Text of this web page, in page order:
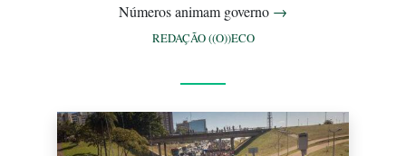
Números animam governo →
REDAÇÃO ((O))ECO